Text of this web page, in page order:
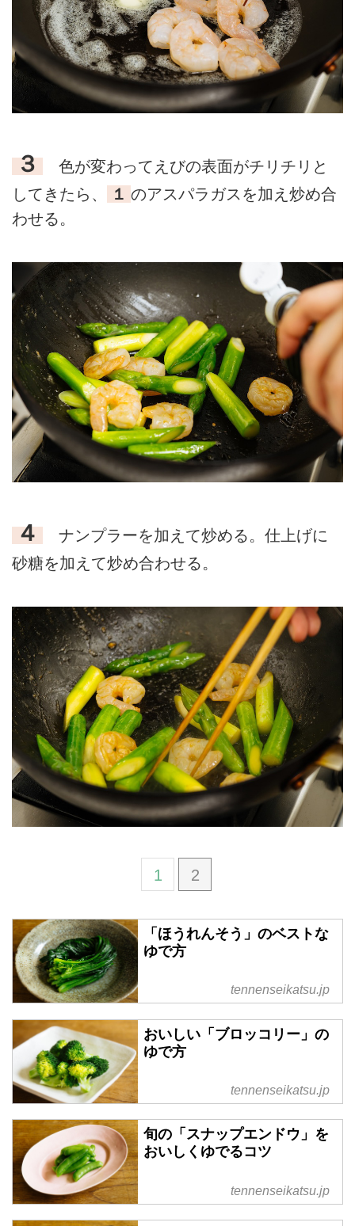
３
色が変わってえびの表面がチリチリと
してきたら、
１ のアスパラガスを加え炒め合
わせる。
４
ナンプラーを加えて炒める。仕上げに
砂糖を加えて炒め合わせる。
1 2
「ほうれんそう」のベストな
ゆで方
tennenseikatsu.jp
おいしい「ブロッコリー」の
ゆで方
tennenseikatsu.jp
旬の「スナップエンドウ」を
おいしくゆでるコツ
tennenseikatsu.jp